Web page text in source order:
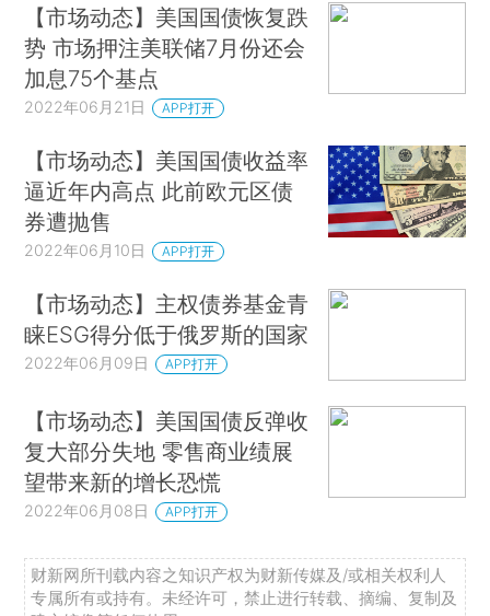
【市场动态】美国国债恢复跌
势 市场押注美联储7月份还会
加息75个基点
2022年06月21日 APP打开
【市场动态】美国国债收益率
逼近年内高点 此前欧元区债
券遭抛售
2022年06月10日 APP打开
【市场动态】主权债券基金青
睐ESG得分低于俄罗斯的国家
2022年06月09日 APP打开
【市场动态】美国国债反弹收
复大部分失地 零售商业绩展
望带来新的增长恐慌
2022年06月08日 APP打开
财新网所刊载内容之知识产权为财新传媒及/或相关权利人
专属所有或持有。未经许可，禁止进行转载、摘编、复制及